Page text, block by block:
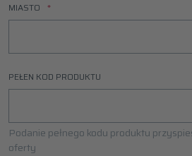
MIASTO
PEŁEN KOD PRODUKTU
Podanie pełnego kodu produktu
oferty